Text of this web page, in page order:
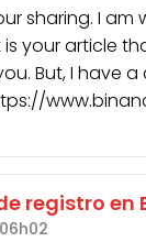
sharing. I am
your article
But, I have
registro en